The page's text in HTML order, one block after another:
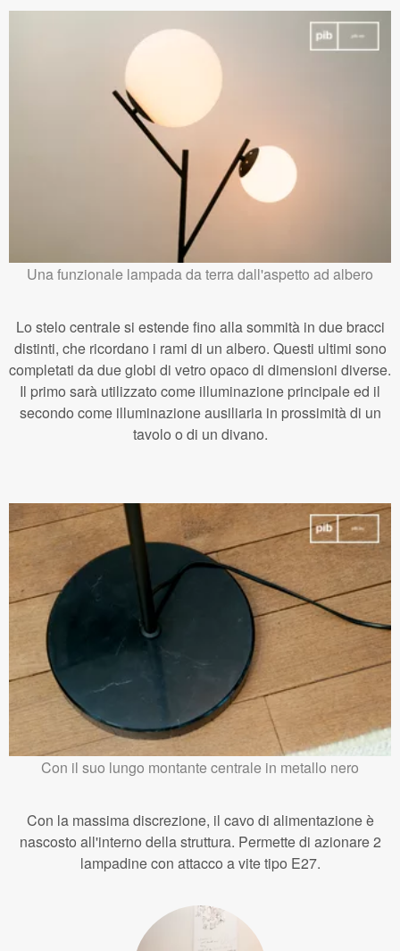
Una funzionale lampada da terra dall'aspetto ad albero
Lo stelo centrale si estende fino alla sommità in due bracci
distinti, che ricordano i rami di un albero. Questi ultimi sono
completati da due globi di vetro opaco di dimensioni diverse.
Il primo sarà utilizzato come illuminazione principale ed il
secondo come illuminazione ausiliaria in prossimità di un
tavolo o di un divano.
Con il suo lungo montante centrale in metallo nero
Con la massima discrezione, il cavo di alimentazione è
nascosto all'interno della struttura. Permette di azionare 2
lampadine con attacco a vite tipo E27.